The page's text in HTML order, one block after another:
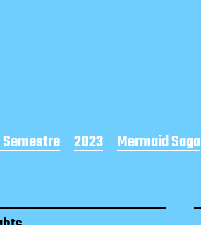
Semestre 2023 Mermaid Saga